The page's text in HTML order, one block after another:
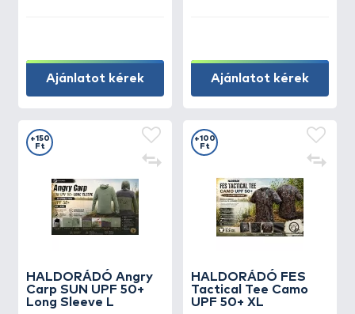
Ajánlatot kérek Ajánlatot kérek
HALDORÁDÓ Angry
Carp SUN UPF 50+
Long Sleeve L
+150
Ft
HALDORÁDÓ FES
Tactical Tee Camo
UPF 50+ XL
+100
Ft